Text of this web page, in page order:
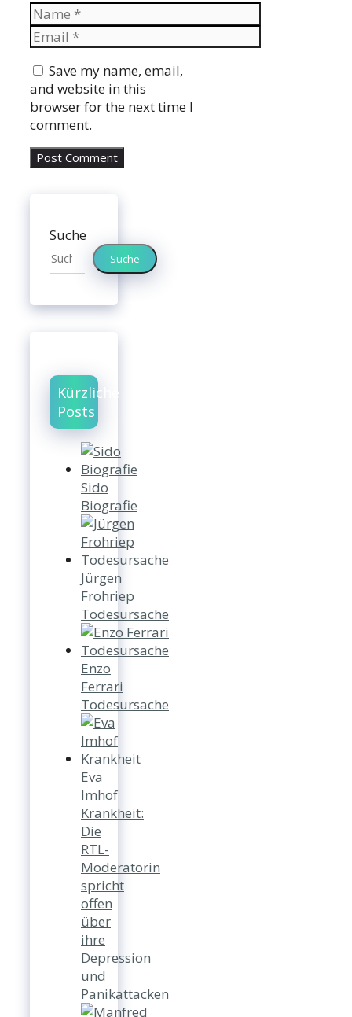
Name
Email
Save my name, email,
and website in this
browser for the next time I
comment.
Suche
Suche
Kürzliche
Posts
Sido
Biografie
Jürgen
Frohriep
Todesursache
Enzo
Ferrari
Todesursache
Eva
Imhof
Krankheit:
Die
RTL-
Moderatorin
spricht
offen
über
ihre
Depression
und
Panikattacken